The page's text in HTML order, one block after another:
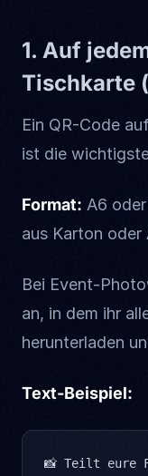
1. Auf
Tischkarte
Ein QR-Code
ist die
Format: A6
aus Karton oder
Bei Event-
an, in dem ihr
herunterladen
Text-Beispiel:
📸 Teilt eure